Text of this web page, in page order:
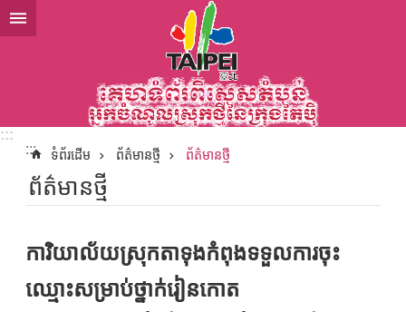
ទៅកាន់មាតិកាប្លុកមាតិកាសំខាន់
:::
:::
ទំព័រដើម ព័ត៌មានថ្មី ព័ត៌មានថ្មី
ព័ត៌មានថ្មី
ការិយាល័យស្រុកតាទុងកំពុងទទួលការចុះ
ឈ្មោះសម្រាប់ថ្នាក់រៀនកោត